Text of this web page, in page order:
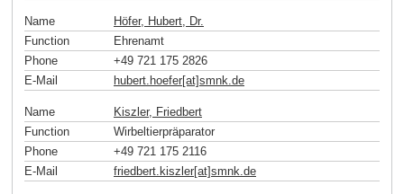
Name
Höfer, Hubert, Dr.
Function
Ehrenamt
Phone
+49 721 175 2826
E-Mail
hubert.hoefer[at]smnk.de
Name
Kiszler, Friedbert
Function
Wirbeltierpräparator
Phone
+49 721 175 2116
E-Mail
friedbert.kiszler[at]smnk de